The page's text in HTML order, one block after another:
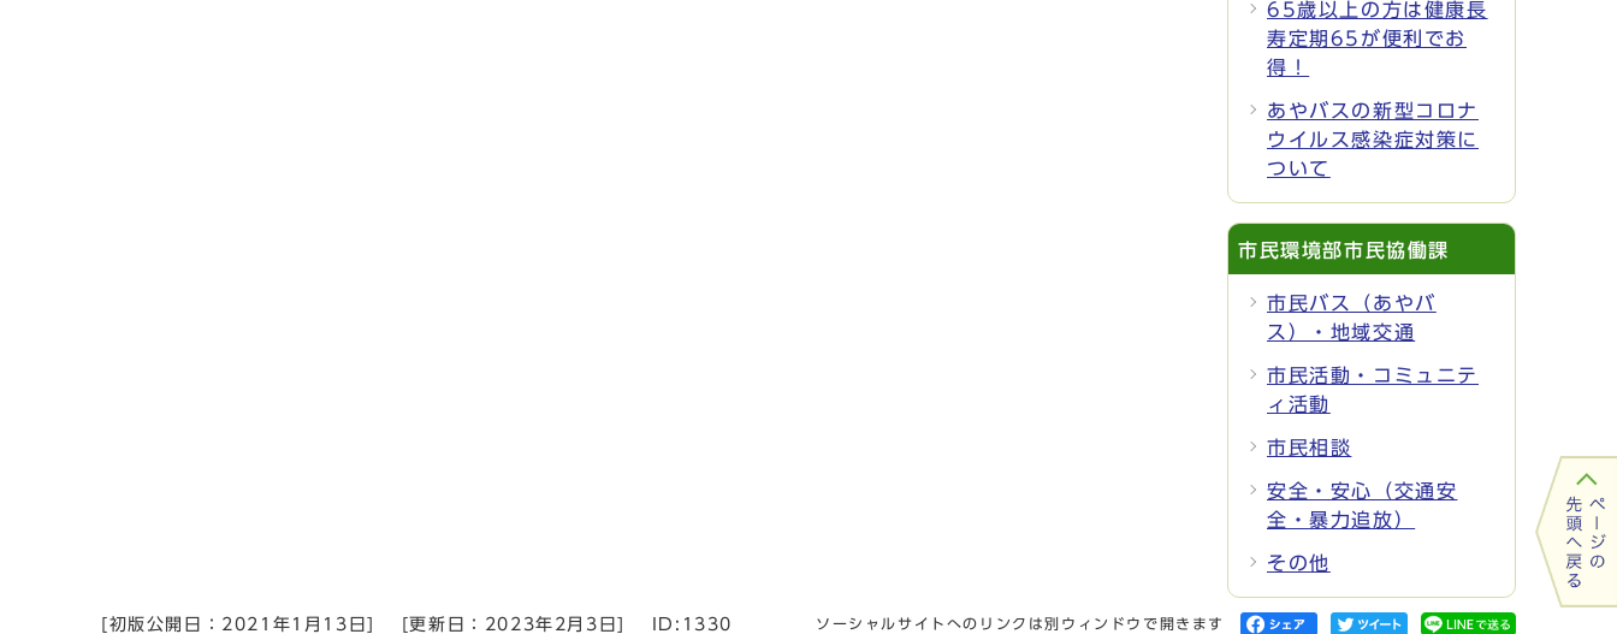
65歳以上の方は健康長
寿定期65が便利でお
得！
あやバスの新型コロナ
ウイルス感染症対策に
ついて
市民環境部市民協働課
市民バス（あやバ
ス）・地域交通
市民活動・コミュニテ
ィ活動
市民相談
安全・安心（交通安
全・暴力追放）
その他
[初版公開日： 2021年1月13日 [更新日： 2023年2月3日 ID:1330 ソーシャルサイトへのリンクは別ウィンドウで開きます